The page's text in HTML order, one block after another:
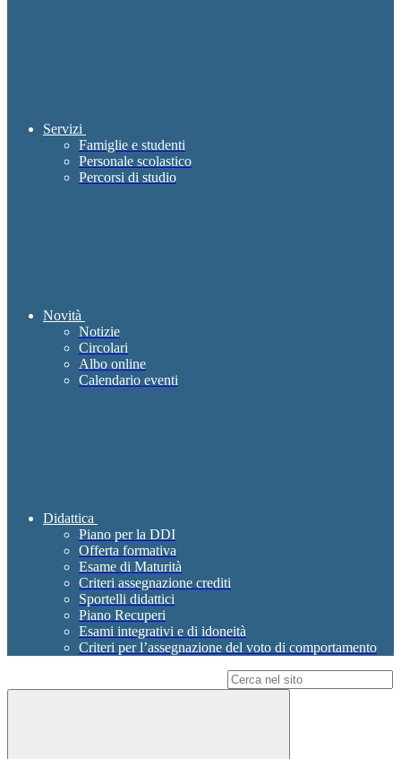
Servizi
Famiglie e studenti
Personale scolastico
Percorsi di studio
Novità
Notizie
Circolari
Albo online
Calendario eventi
Didattica
Piano per la DDI
Offerta formativa
Esame di Maturità
Criteri assegnazione crediti
Sportelli didattici
Piano Recuperi
Esami integrativi e di idoneità
Criteri per l’assegnazione del voto di comportamento